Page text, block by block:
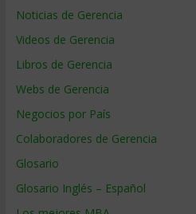
Noticias de Gerencia
Videos de Gerencia
Libros de Gerencia
Webs de Gerencia
Negocios por País
Colaboradores de Gerencia
Glosario
Glosario Inglés – Español